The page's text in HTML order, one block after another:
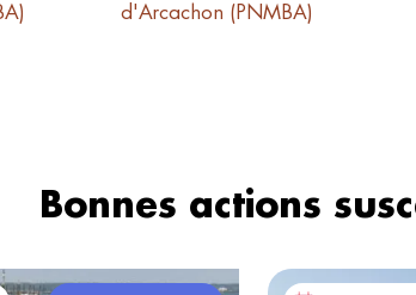
d'Arcachon (PNMBA)
Bonnes actions